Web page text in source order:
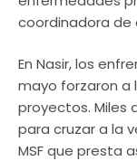
coordinadora de
En Nasir, los
mayo forzaron a
proyectos. Miles
para cruzar a la
MSF que presta